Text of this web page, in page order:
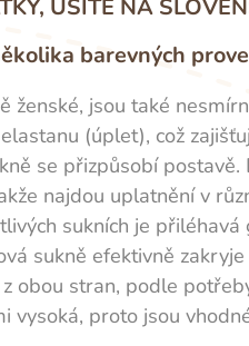
UŠITÉ NA
barevných
ženské, jsou také
(úplet), což
se přizpůsobí
najdou uplatnění v
sukních je
sukně efektivně
obou stran, podle
vysoká, proto jsou